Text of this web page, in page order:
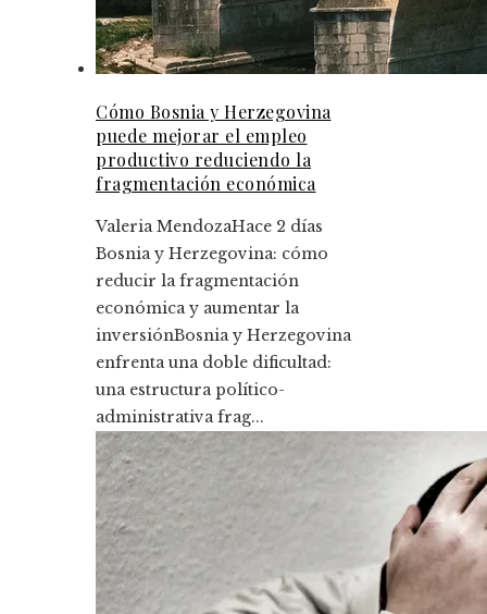
Cómo Bosnia y Herzegovina
puede mejorar el empleo
productivo reduciendo la
fragmentación económica
Valeria MendozaHace 2 días
Bosnia y Herzegovina: cómo
reducir la fragmentación
económica y aumentar la
inversiónBosnia y Herzegovina
enfrenta una doble dificultad:
una estructura político-
administrativa frag...